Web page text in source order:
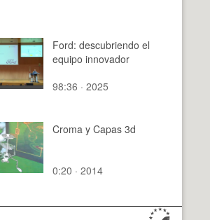
Ford: descubriendo el
equipo innovador
98:36 · 2025
Croma y Capas 3d
0:20 · 2014